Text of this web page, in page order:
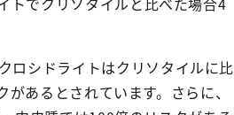
シドライトはクリソタイルに比
あるとされています。さらに、